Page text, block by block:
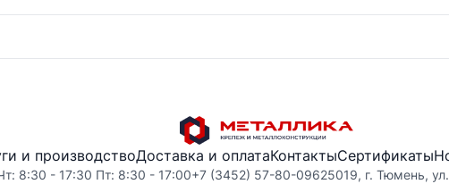
и производствоДоставка и оплатаКонтактыСертификаты
8:30 - 17:30 Пт: 8:30 - 17:00+7 (3452) 57-80-09625019, г. Тюмень,